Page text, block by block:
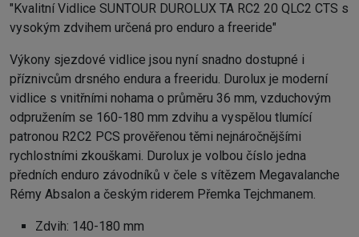
"Kvalitní Vidlice SUNTOUR DUROLUX TA RC2 20 QLC2 CTS s
vysokým zdvihem určená pro enduro a freeride"
Výkony sjezdové vidlice jsou nyní snadno dostupné i
příznivcům drsného endura a freeridu. Durolux je moderní
vidlice s vnitřními nohama o průměru 36 mm, vzduchovým
odpružením se 160-180 mm zdvihu a vyspělou tlumící
patronou R2C2 PCS prověřenou těmi nejnáročnějšími
rychlostními zkouškami. Durolux je volbou číslo jedna
předních enduro závodníků v čele s vítězem Megavalanche
Rémy Absalon a českým riderem Přemka Tejchmanem.
Zdvih: 140-180 mm